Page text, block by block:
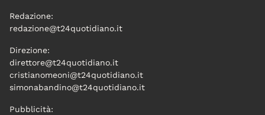
Redazione:
redazione@t24quotidiano.it
Direzione:
direttore@t24quotidiano.it
cristianomeoni@t24quotidiano.it
simonabandino@t24quotidiano.it
Pubblicità: